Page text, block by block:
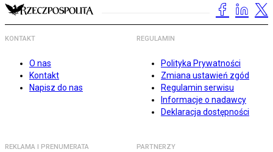
KONTAKT
O nas
Kontakt
Napisz do nas
REGULAMIN
Polityka Prywatności
Zmiana ustawień zgód
Regulamin serwisu
Informacje o nadawcy
Deklaracja dostępności
REKLAMA I PRENUMERATA PARTNERZY